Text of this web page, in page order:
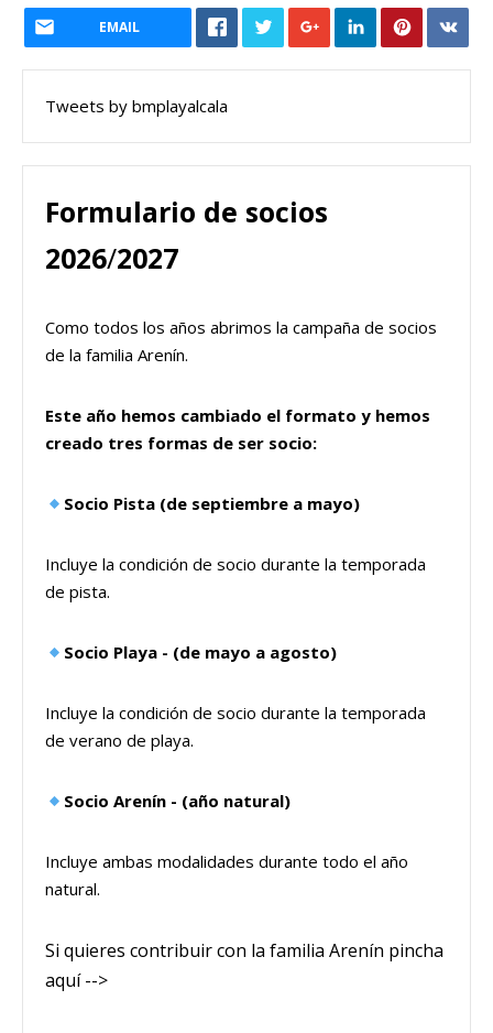
EMAIL
Tweets by bmplayalcala
Formulario de socios
2026/2027
Como todos los años abrimos la campaña de socios
de la familia Arenín.
Este año hemos cambiado el formato y hemos
creado tres formas de ser socio:
Socio Pista (de septiembre a mayo)
Incluye la condición de socio durante la temporada
de pista.
Socio Playa - (de mayo a agosto)
Incluye la condición de socio durante la temporada
de verano de playa.
Socio Arenín - (año natural)
Incluye ambas modalidades durante todo el año
natural.
Si quieres contribuir con la familia Arenín pincha
aquí -->